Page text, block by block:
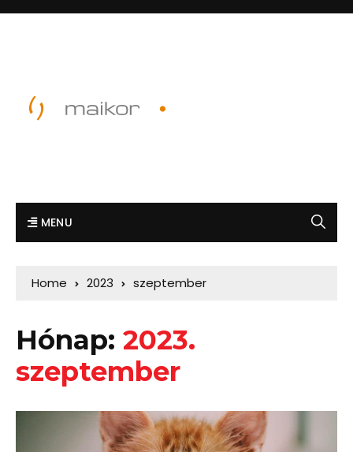
MENU
Home 2023 szeptember
Hónap: 2023.
szeptember